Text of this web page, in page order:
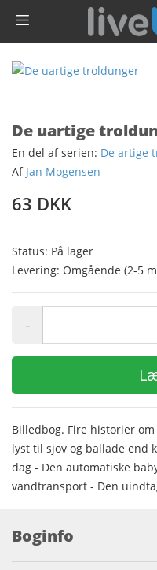
De uartige
En del af serien: De artige
Af Jan Mogensen
63 DKK
Status: På lager
Levering: Omgående (2-5
-
Billedbog. Fire historier
lyst til sjov og ballade end
dag - Den automatiske
vandtransport - Den
Boginfo